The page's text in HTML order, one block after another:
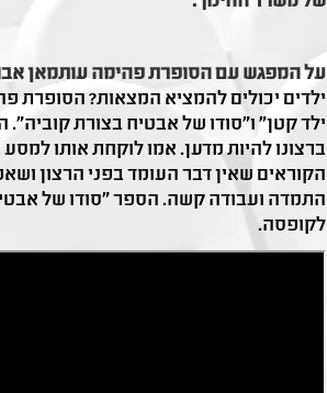
על המפגש עם הסופרת פהימה עותמאן אבו
ילדים יכולים להמציא המצאות? הסופרת
ילד קטן" ו"סודו של אבטיח בצורת
ברצונו להיות מדען. אמו לוקחת אותו
הקוראים שאין דבר העומד בפני הרצון
התמדה ועבודה קשה. הספר "סודו של
לקופסה.